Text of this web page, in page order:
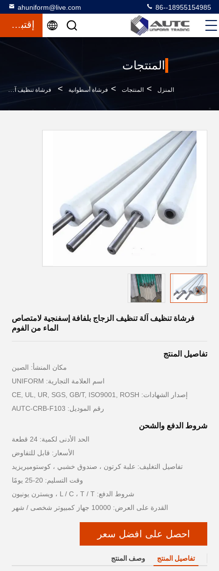
ahuniform@live.com 86--18955154985
إقتباس
المنتجات
المنزل > المنتجات > فرشاة أسطوانية > فرشاة تنظيف آلة تنظيف الزجاج بلفافة إسفنجية لامتصاص الماء من الفوم
فرشاة تنظيف آلة تنظيف الزجاج بلفافة إسفنجية لامتصاص
الماء من الفوم
تفاصيل المنتج
مكان المنشأ: الصين
اسم العلامة التجارية: UNIFORM
إصدار الشهادات: CE, UL, UR, SGS, GB/T, ISO9001, ROSH
رقم الموديل: AUTC-CRB-F103
شروط الدفع والشحن
الحد الأدنى لكمية: 24 قطعة
الأسعار: قابل للتفاوض
تفاصيل التغليف: علبة كرتون ، صندوق خشبي ، كوستوميريزيد
وقت التسليم: 20-25 يومًا
شروط الدفع: L / C ، T / T ، ويسترن يونيون
القدرة على العرض: 10000 جهاز كمبيوتر شخصى / شهر
احصل على افضل سعر
تفاصيل المنتج وصف المنتج